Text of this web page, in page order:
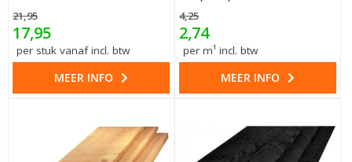
21,95
17,95
per stuk vanaf incl. btw
MEER INFO
4,25
2,74
per m¹ incl. btw
MEER INFO